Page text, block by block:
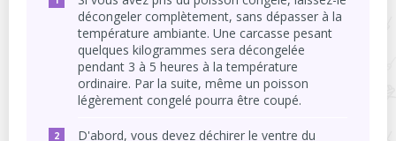
décongeler complètement, sans dépasser à la
température ambiante. Une carcasse pesant
quelques kilogrammes sera décongelée
pendant 3 à 5 heures à la température
ordinaire. Par la suite, même un poisson
légèrement congelé pourra être coupé.
D'abord, vous devez déchirer le ventre du